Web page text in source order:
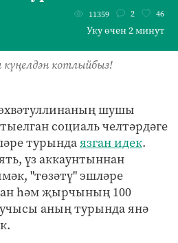
11359 2 46
Уку өчен 2 минут
котлыйбыз!
шушы
социаль челтәрдәге
турындаязган идек.
үз аккаунтыннан
"төзәтү" эшләре
һәм җырчының 100
аның турында янә